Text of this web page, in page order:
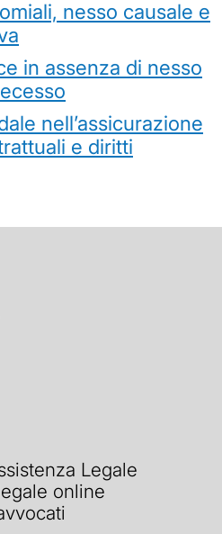
nesso causale e
in assenza di nesso
nell’assicurazione
e diritti
Legale
online